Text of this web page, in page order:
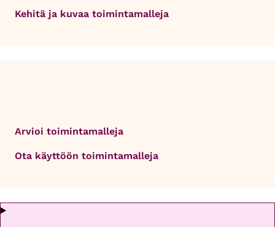
Kehitä ja kuvaa toimintamalleja
Arvioi toimintamalleja
Ota käyttöön toimintamalleja